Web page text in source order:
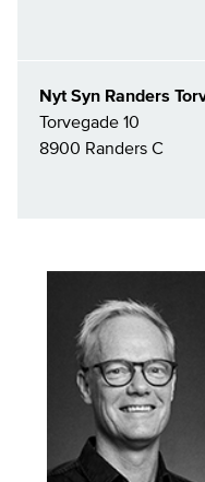
Nyt Syn Randers
Torvegade 10
8900 Randers C